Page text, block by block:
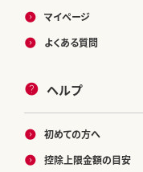
マイページ
よくある質問
ヘルプ
初めての方へ
控除上限金額の目安